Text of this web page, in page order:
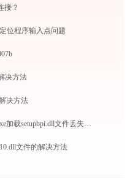
接？
位程序输入点问题
决方法
决方法
方正书版 for windows Newbd.exe加载setupbpi.dll文件丢失处理办法
文件的解决方法